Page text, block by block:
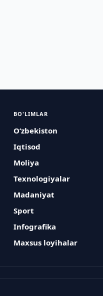
BO'LIMLAR
O‘zbekiston
Iqtisod
Moliya
Texnologiyalar
Madaniyat
Sport
Infografika
Maxsus loyihalar